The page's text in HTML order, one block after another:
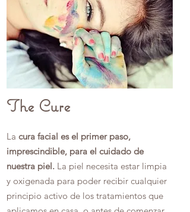
The Cure
La cura facial es el primer paso,
imprescindible, para el cuidado de
nuestra piel. La piel necesita estar limpia
y oxigenada para poder recibir cualquier
principio activo de los tratamientos que